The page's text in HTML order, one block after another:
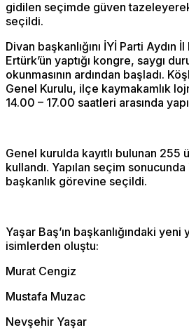
gidilen seçimde güven
seçildi.
Divan başkanlığını İYİ Parti Aydın
Ertürk’ün yaptığı kongre, saygı
okunmasının ardından başladı.
Genel Kurulu, ilçe kaymakamlık
14.00 – 17.00 saatleri arasında
Genel kurulda kayıtlı bulunan 255
kullandı. Yapılan seçim
başkanlık görevine seçildi.
Yaşar Baş’ın başkanlığındaki
isimlerden oluştu:
Murat Cengiz
Mustafa Muzac
Nevşehir Yaşar